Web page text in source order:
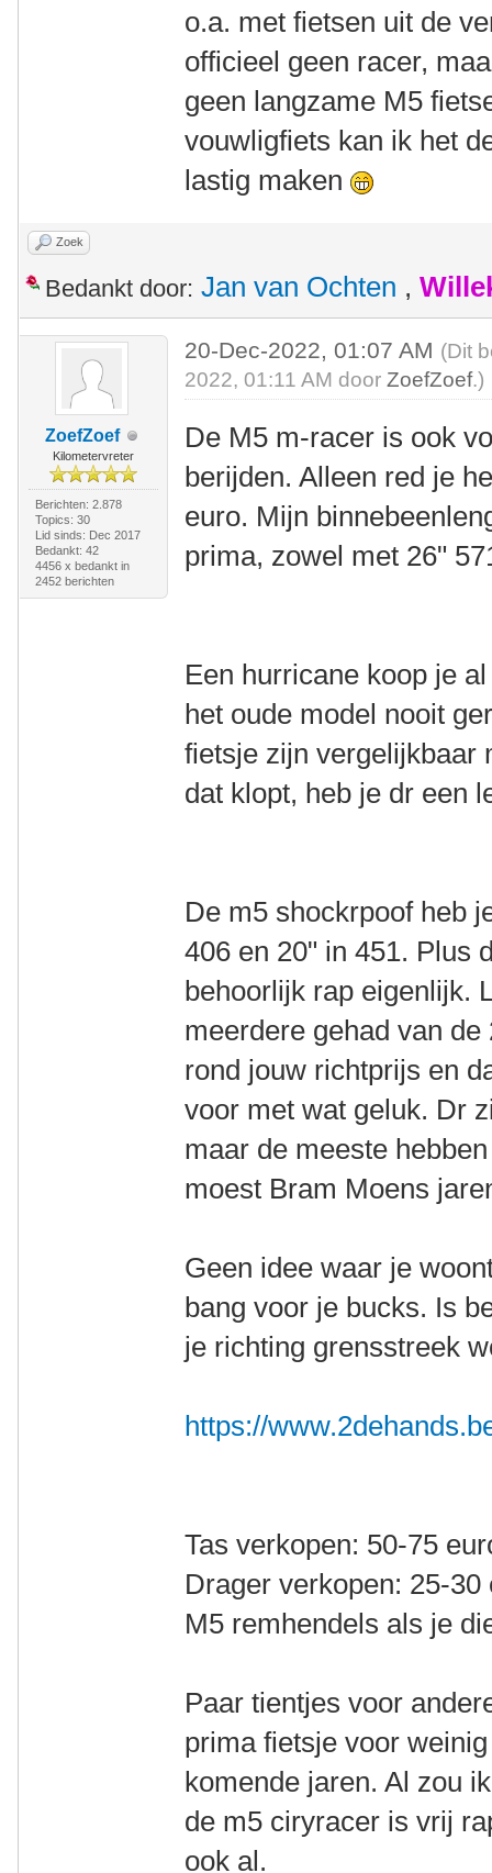
o.a. met fietsen uit de
officieel geen racer,
geen langzame M5
vouwligfiets kan ik het
lastig maken
Zoek
Bedankt door: Jan van Ochten ,
ZoefZoef
Kilometervreter
Berichten: 2.878
Topics: 30
Lid sinds: Dec 2017
Bedankt: 42
4456 x bedankt in
2452 berichten
20-Dec-2022, 01:07 AM (Dit
2022, 01:11 AM doorZoefZoef.)
De M5 m-racer is ook
berijden. Alleen red je
euro. Mijn
prima, zowel met 26"
Een hurricane koop je
het oude model nooit
fietsje zijn vergelijkbaar
dat klopt, heb je dr een
De m5 shockrpoof heb
406 en 20" in 451. Plus
behoorlijk rap eigenlijk.
meerdere gehad van
rond jouw richtprijs en
voor met wat geluk. Dr
maar de meeste
moest Bram Moens
Geen idee waar je
bang voor je bucks. Is
je richting grensstreek
https://
Tas verkopen: 50-75
Drager verkopen: 25-30
M5 remhendels als je
Paar tientjes voor
prima fietsje voor
komende jaren. Al zou
de m5 ciryracer is vrij
ook al.